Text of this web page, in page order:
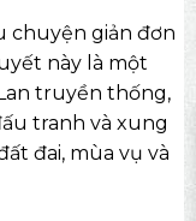
chuyện giản đơn
này là một
truyền thống,
tranh và xung
đai, mùa vụ và